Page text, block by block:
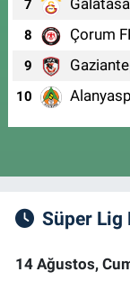
7
8 Çorum
9
10
Süper Lig
14 Ağustos,